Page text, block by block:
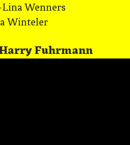
Wenners
Fuhrmann